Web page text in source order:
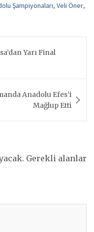
Şampiyonaları, Veli Öner,
Yarı Final
Anadolu Efes’i
Mağlup Etti
Gerekli alanlar